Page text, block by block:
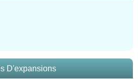
D'expansions